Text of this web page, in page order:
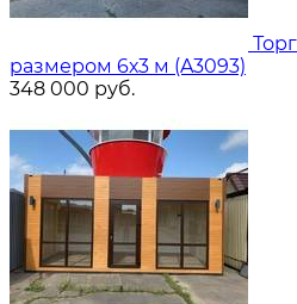
размером 6х3 м (A3093)
348 000 руб.